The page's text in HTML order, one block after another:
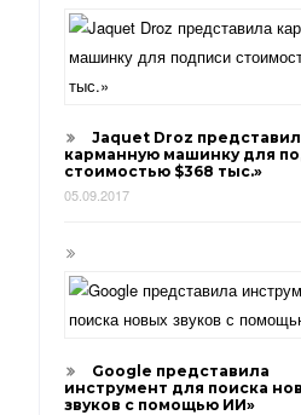
Jaquet Droz
карманную машинку для
стоимостью $368 тыс.»
05.09.2017
Google представила
инструмент для поиска
звуков с помощью ИИ»